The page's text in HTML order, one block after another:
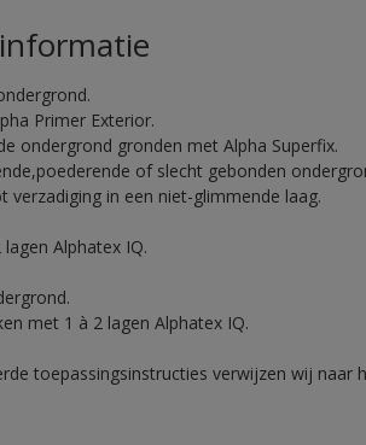
Primer Exterior.
ondergrond gronden met Alpha Superfix.
of slecht gebonden
verzadiging in een niet-glimmende laag.
Alphatex IQ.
met 1 à 2 lagen Alphatex IQ.
toepassingsinstructies verwijzen wij naar